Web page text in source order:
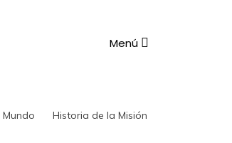
Menú
Mundo Historia de la Misión